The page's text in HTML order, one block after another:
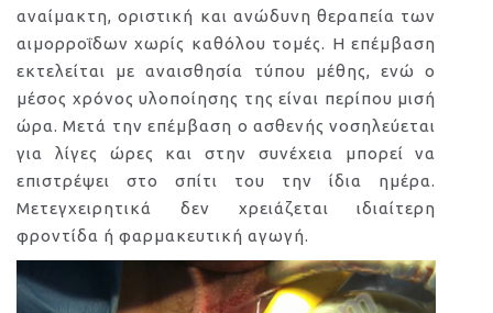
αναίμακτη, οριστική και ανώδυνη θεραπεία των
αιμορροΐδων χωρίς καθόλου τομές. Η επέμβαση
εκτελείται με αναισθησία τύπου μέθης, ενώ ο
μέσος χρόνος υλοποίησης της είναι περίπου μισή
ώρα. Μετά την επέμβαση ο ασθενής νοσηλεύεται
για λίγες ώρες και στην συνέχεια μπορεί να
επιστρέψει στο σπίτι του την ίδια ημέρα.
Μετεγχειρητικά δεν χρειάζεται ιδιαίτερη
φροντίδα ή φαρμακευτική αγωγή.